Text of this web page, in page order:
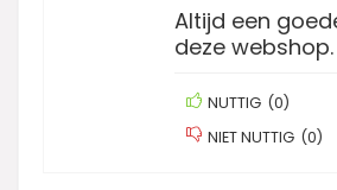
Altijd een
deze webshop.
NUTTIG (0)
NIET NUTTIG (0)